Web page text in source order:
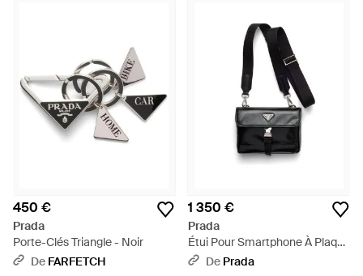
450 €
Prada
Porte-Clés Triangle - Noir
De FARFETCH
1 350 €
Prada
Étui Pour Smartphone À Plaque
Logo - Noir
De Prada